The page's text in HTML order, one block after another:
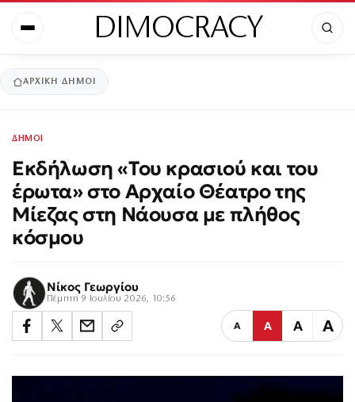
DIMOCRACY
ΑΡΧΙΚΉ ΔΗΜΟΙ
ΔΗΜΟΙ
Εκδήλωση «Του κρασιού και του
έρωτα» στο Αρχαίο Θέατρο της
Μίεζας στη Νάουσα με πλήθος
κόσμου
Νίκος Γεωργίου
Πέμπτη 9 Ιουλίου 2026, 10:56
Α Α Α Α